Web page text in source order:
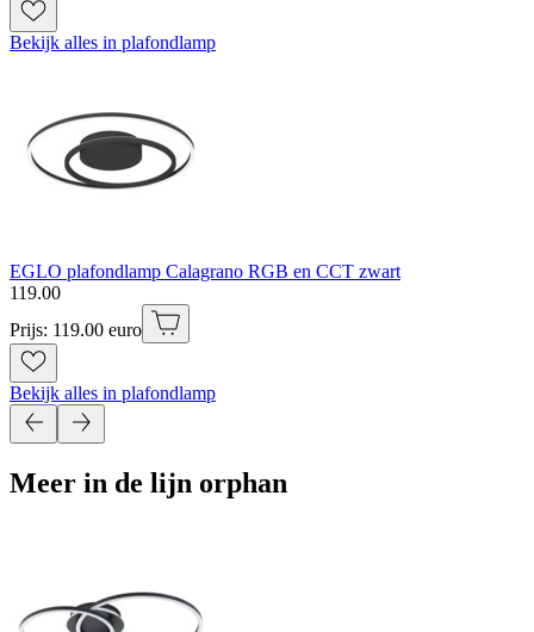
Bekijk alles in plafondlamp
EGLO plafondlamp Calagrano RGB en CCT zwart
119.00
Prijs: 119.00 euro
Bekijk alles in plafondlamp
Meer in de lijn orphan